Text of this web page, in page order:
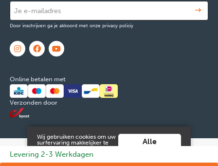
Levering 2-3 Werkdagen
Door inschrijven ga je akkoord met onze privacy policiy
Online betalen met
Verzonden door
© 2026 FOX & Cie Ondernemingsnr: 0551.965.335
Tilroy.
Wij gebruiken cookies om uw
surfervaring makkelijker te
te maken van deze website ga
je hiermee akkoord.
Alle
aanvaarden